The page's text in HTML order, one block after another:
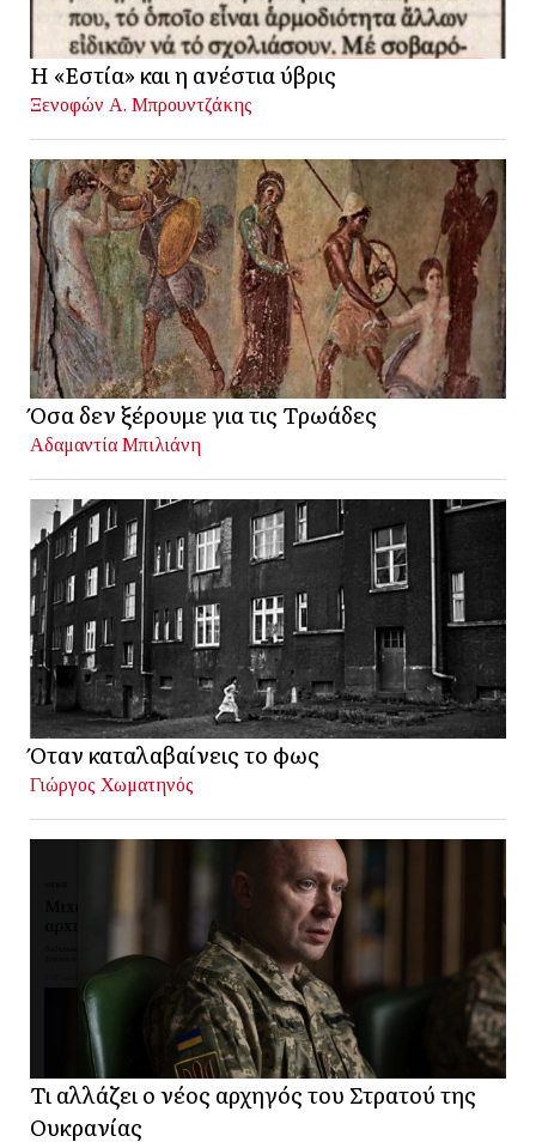
Η «Εστία» και η ανέστια ύβρις
Ξενοφών Α. Μπρουντζάκης
Όσα δεν ξέρουμε για τις Τρωάδες
Αδαμαντία Μπιλιάνη
Όταν καταλαβαίνεις το φως
Γιώργος Χωματηνός
Τι αλλάζει ο νέος αρχηγός του Στρατού της
Ουκρανίας